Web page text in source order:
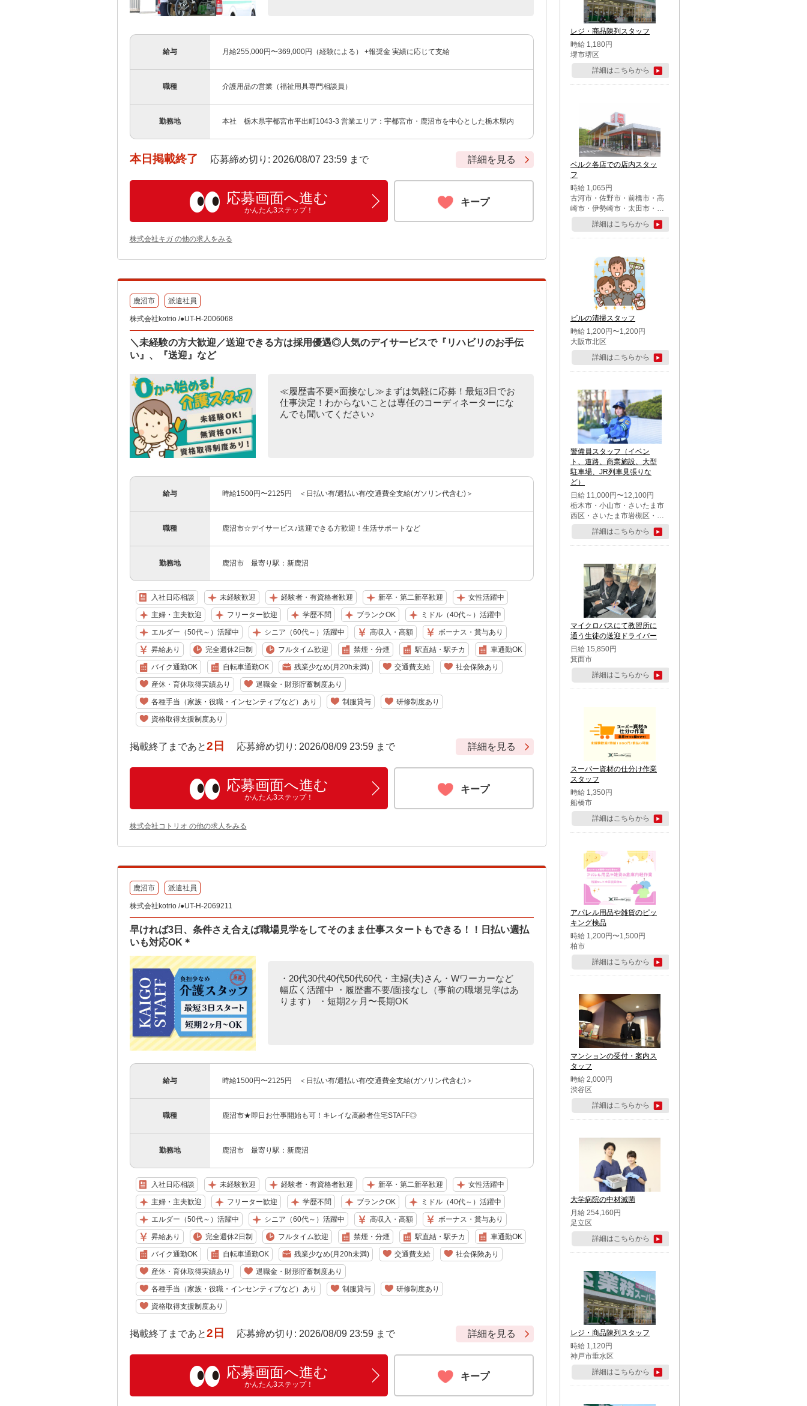
給与 月給255,000円〜369,000円（経験による） +報奨金 実績に応じて支給
職種 介護用品の営業（福祉用具専門相談員）
勤務地 本社 栃木県宇都宮市平出町1043-3 営業エリア：宇都宮市・鹿沼市を中心とした栃木県内
本日掲載終了 応募締め切り: 2026/08/07 23:59 まで 詳細を見る
応募画面へ進む
かんたん3ステップ！
キープ
株式会社キガ の他の求人をみる
鹿沼市 派遣社員
株式会社kotrio /●UT-H-2006068
＼未経験の方大歓迎／送迎できる方は採用優遇◎人気のデイサービスで『リハビリのお手伝
い』、『送迎』など
≪履歴書不要×面接なし≫まずは気軽に応募！最短3日でお
仕事決定！わからないことは専任のコーディネーターにな
んでも聞いてください♪
給与 時給1500円〜2125円 ＜日払い有/週払い有/交通費全支給(ガソリン代含む)＞
職種 鹿沼市☆デイサービス♪送迎できる方歓迎！生活サポートなど
勤務地 鹿沼市 最寄り駅：新鹿沼
入社日応相談 未経験歓迎 経験者・有資格者歓迎 新卒・第二新卒歓迎 女性活躍中
主婦・主夫歓迎 フリーター歓迎 学歴不問 ブランクOK ミドル（40代～）活躍中
エルダー（50代～）活躍中 シニア（60代～）活躍中 高収入・高額 ボーナス・賞与あり
昇給あり 完全週休2日制 フルタイム歓迎 禁煙・分煙 駅直結・駅チカ 車通勤OK
バイク通勤OK 自転車通勤OK 残業少なめ(月20h未満) 交通費支給 社会保険あり
産休・育休取得実績あり 退職金・財形貯蓄制度あり
各種手当（家族・役職・インセンティブなど）あり 制服貸与 研修制度あり
資格取得支援制度あり
掲載終了まであと2日 応募締め切り: 2026/08/09 23:59 まで 詳細を見る
応募画面へ進む
かんたん3ステップ！
キープ
株式会社コトリオ の他の求人をみる
鹿沼市 派遣社員
株式会社kotrio /●UT-H-2069211
早ければ3日、条件さえ合えば職場見学をしてそのまま仕事スタートもできる！！日払い週払
いも対応OK＊
・20代30代40代50代60代・主婦(夫)さん・Wワーカーなど
幅広く活躍中 ・履歴書不要/面接なし（事前の職場見学はあ
ります） ・短期2ヶ月〜長期OK
給与 時給1500円〜2125円 ＜日払い有/週払い有/交通費全支給(ガソリン代含む)＞
職種 鹿沼市★即日お仕事開始も可！キレイな高齢者住宅STAFF◎
勤務地 鹿沼市 最寄り駅：新鹿沼
入社日応相談 未経験歓迎 経験者・有資格者歓迎 新卒・第二新卒歓迎 女性活躍中
主婦・主夫歓迎 フリーター歓迎 学歴不問 ブランクOK ミドル（40代～）活躍中
エルダー（50代～）活躍中 シニア（60代～）活躍中 高収入・高額 ボーナス・賞与あり
昇給あり 完全週休2日制 フルタイム歓迎 禁煙・分煙 駅直結・駅チカ 車通勤OK
バイク通勤OK 自転車通勤OK 残業少なめ(月20h未満) 交通費支給 社会保険あり
産休・育休取得実績あり 退職金・財形貯蓄制度あり
各種手当（家族・役職・インセンティブなど）あり 制服貸与 研修制度あり
資格取得支援制度あり
掲載終了まであと2日 応募締め切り: 2026/08/09 23:59 まで 詳細を見る
応募画面へ進む
かんたん3ステップ！
キープ
レジ・商品陳列スタッフ
時給 1,180円
堺市堺区
詳細はこちらから
ベルク各店での店内スタッ
フ
時給 1,065円
古河市・佐野市・前橋市・高
崎市・伊勢崎市・太田市・館
林市・藤岡市・大泉町・さい
たま市北区・川越市・熊谷
市・行田市・秩父市・所沢
市・鶴ケ島市・千葉市中央
区・市川市・松戸市・習志野
市・柏市・流山市・八千代
市・足立区・江戸川区・八王
子市・町田市
詳細はこちらから
ビルの清掃スタッフ
時給 1,200円〜1,200円
大阪市北区
詳細はこちらから
警備員スタッフ（イベン
ト、道路、商業施設、大型
駐車場、JR列車見張りな
ど）
日給 11,000円〜12,100円
栃木市・小山市・さいたま市
西区・さいたま市岩槻区・久
喜市・蓮田市
詳細はこちらから
マイクロバスにて教習所に
通う生徒の送迎ドライバー
日給 15,850円
箕面市
詳細はこちらから
スーパー資材の仕分け作業
スタッフ
時給 1,350円
船橋市
詳細はこちらから
アパレル用品や雑貨のピッ
キング検品
時給 1,200円〜1,500円
柏市
詳細はこちらから
マンションの受付・案内ス
タッフ
時給 2,000円
渋谷区
詳細はこちらから
大学病院の中材滅菌
月給 254,160円
足立区
詳細はこちらから
レジ・商品陳列スタッフ
時給 1,120円
神戸市垂水区
詳細はこちらから